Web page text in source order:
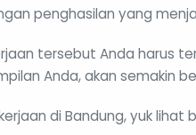
penghasilan yang
tersebut Anda harus
Anda, akan semakin
di Bandung, yuk lihat